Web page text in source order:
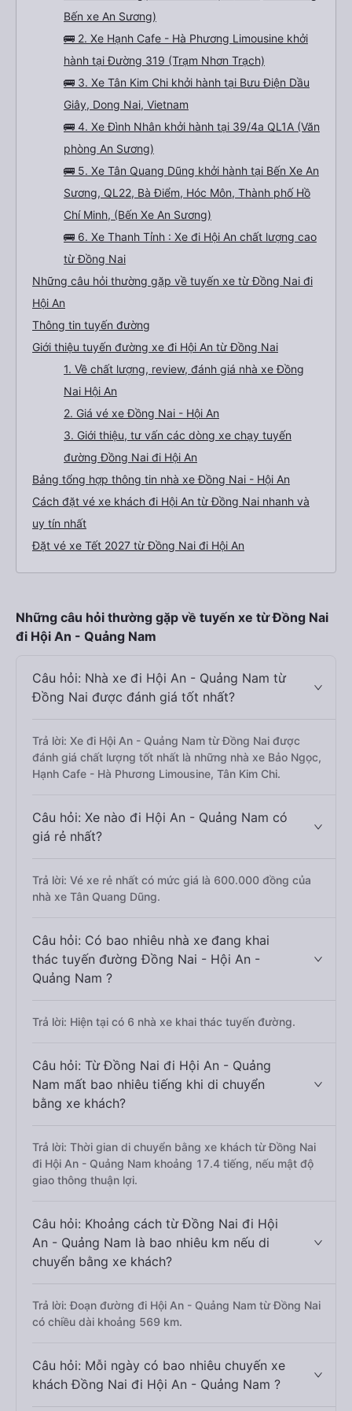
Bến xe An Sương)
🚌 2. Xe Hạnh Cafe - Hà Phương Limousine khởi
hành tại Đường 319 (Trạm Nhơn Trạch)
🚌 3. Xe Tân Kim Chi khởi hành tại Bưu Điện Dầu
Giây, Dong Nai, Vietnam
🚌 4. Xe Đình Nhân khởi hành tại 39/4a QL1A (Văn
phòng An Sương)
🚌 5. Xe Tân Quang Dũng khởi hành tại Bến Xe An
Sương, QL22, Bà Điểm, Hóc Môn, Thành phố Hồ
Chí Minh, (Bến Xe An Sương)
🚌 6. Xe Thanh Tỉnh : Xe đi Hội An chất lượng cao
từ Đồng Nai
Những câu hỏi thường gặp về tuyến xe từ Đồng Nai đi
Hội An
Thông tin tuyến đường
Giới thiệu tuyến đường xe đi Hội An từ Đồng Nai
1. Về chất lượng, review, đánh giá nhà xe Đồng
Nai Hội An
2. Giá vé xe Đồng Nai - Hội An
3. Giới thiệu, tư vấn các dòng xe chạy tuyến
đường Đồng Nai đi Hội An
Bảng tổng hợp thông tin nhà xe Đồng Nai - Hội An
Cách đặt vé xe khách đi Hội An từ Đồng Nai nhanh và
uy tín nhất
Đặt vé xe Tết 2027 từ Đồng Nai đi Hội An
Những câu hỏi thường gặp về tuyến xe từ Đồng Nai
đi Hội An - Quảng Nam
Câu hỏi: Nhà xe đi Hội An - Quảng Nam từ
Đồng Nai được đánh giá tốt nhất?
Trả lời: Xe đi Hội An - Quảng Nam từ Đồng Nai được
đánh giá chất lượng tốt nhất là những nhà xe Bảo Ngọc,
Hạnh Cafe - Hà Phương Limousine, Tân Kim Chi.
Câu hỏi: Xe nào đi Hội An - Quảng Nam có
giá rẻ nhất?
Trả lời: Vé xe rẻ nhất có mức giá là 600.000 đồng của
nhà xe Tân Quang Dũng.
Câu hỏi: Có bao nhiêu nhà xe đang khai
thác tuyến đường Đồng Nai - Hội An -
Quảng Nam ?
Trả lời: Hiện tại có 6 nhà xe khai thác tuyến đường.
Câu hỏi: Từ Đồng Nai đi Hội An - Quảng
Nam mất bao nhiêu tiếng khi di chuyển
bằng xe khách?
Trả lời: Thời gian di chuyển bằng xe khách từ Đồng Nai
đi Hội An - Quảng Nam khoảng 17.4 tiếng, nếu mật độ
giao thông thuận lợi.
Câu hỏi: Khoảng cách từ Đồng Nai đi Hội
An - Quảng Nam là bao nhiêu km nếu di
chuyển bằng xe khách?
Trả lời: Đoạn đường đi Hội An - Quảng Nam từ Đồng Nai
có chiều dài khoảng 569 km.
Câu hỏi: Mỗi ngày có bao nhiêu chuyến xe
khách Đồng Nai đi Hội An - Quảng Nam ?